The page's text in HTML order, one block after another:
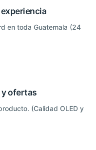
en toda Guatemala (24
y ofertas
(Calidad OLED y